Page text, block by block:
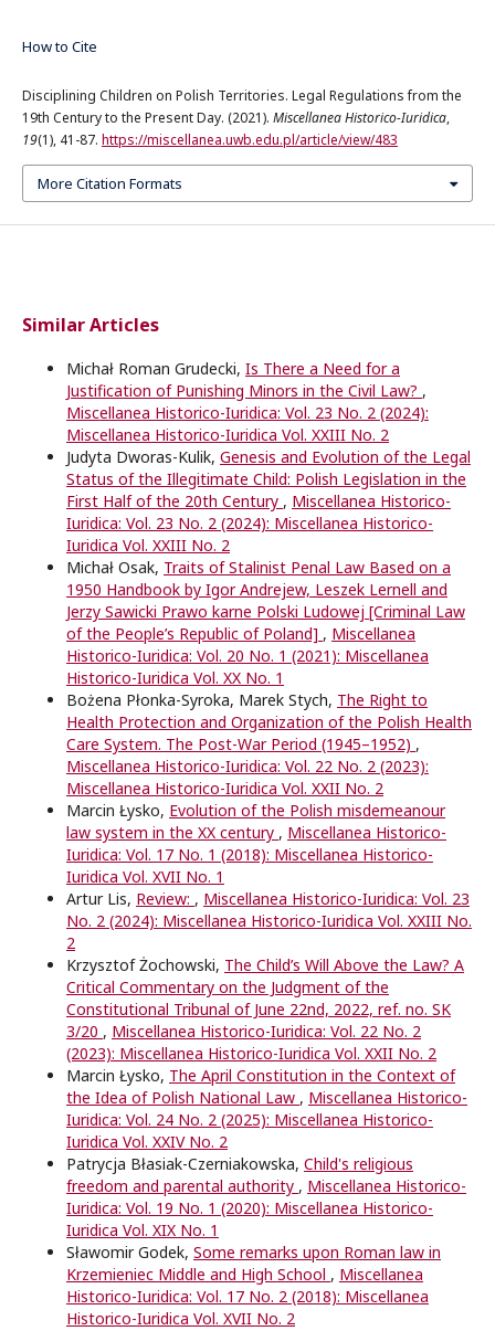
How to Cite
Disciplining Children on Polish Territories. Legal Regulations from the
19th Century to the Present Day. (2021). Miscellanea Historico-Iuridica,
19(1), 41-87. https://miscellanea.uwb.edu.pl/article/view/483
More Citation Formats
Similar Articles
Michał Roman Grudecki, Is There a Need for a
Justification of Punishing Minors in the Civil Law? ,
Miscellanea Historico-Iuridica: Vol. 23 No. 2 (2024):
Miscellanea Historico-Iuridica Vol. XXIII No. 2
Judyta Dworas-Kulik, Genesis and Evolution of the Legal
Status of the Illegitimate Child: Polish Legislation in the
First Half of the 20th Century , Miscellanea Historico-
Iuridica: Vol. 23 No. 2 (2024): Miscellanea Historico-
Iuridica Vol. XXIII No. 2
Michał Osak, Traits of Stalinist Penal Law Based on a
1950 Handbook by Igor Andrejew, Leszek Lernell and
Jerzy Sawicki Prawo karne Polski Ludowej [Criminal Law
of the People’s Republic of Poland] , Miscellanea
Historico-Iuridica: Vol. 20 No. 1 (2021): Miscellanea
Historico-Iuridica Vol. XX No. 1
Bożena Płonka-Syroka, Marek Stych, The Right to
Health Protection and Organization of the Polish Health
Care System. The Post-War Period (1945–1952) ,
Miscellanea Historico-Iuridica: Vol. 22 No. 2 (2023):
Miscellanea Historico-Iuridica Vol. XXII No. 2
Marcin Łysko, Evolution of the Polish misdemeanour
law system in the XX century , Miscellanea Historico-
Iuridica: Vol. 17 No. 1 (2018): Miscellanea Historico-
Iuridica Vol. XVII No. 1
Artur Lis, Review: , Miscellanea Historico-Iuridica: Vol. 23
No. 2 (2024): Miscellanea Historico-Iuridica Vol. XXIII No.
2
Krzysztof Żochowski, The Child’s Will Above the Law? A
Critical Commentary on the Judgment of the
Constitutional Tribunal of June 22nd, 2022, ref. no. SK
3/20 , Miscellanea Historico-Iuridica: Vol. 22 No. 2
(2023): Miscellanea Historico-Iuridica Vol. XXII No. 2
Marcin Łysko, The April Constitution in the Context of
the Idea of Polish National Law , Miscellanea Historico-
Iuridica: Vol. 24 No. 2 (2025): Miscellanea Historico-
Iuridica Vol. XXIV No. 2
Patrycja Błasiak-Czerniakowska, Child's religious
freedom and parental authority , Miscellanea Historico-
Iuridica: Vol. 19 No. 1 (2020): Miscellanea Historico-
Iuridica Vol. XIX No. 1
Sławomir Godek, Some remarks upon Roman law in
Krzemieniec Middle and High School , Miscellanea
Historico-Iuridica: Vol. 17 No. 2 (2018): Miscellanea
Historico-Iuridica Vol. XVII No. 2